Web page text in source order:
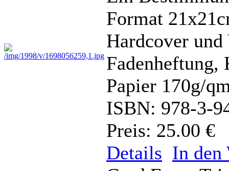
Format
Hardcover
Fadenheftung,
Papier 170g/
ISBN: 978-3-
Preis: 25.00 €
Details In den